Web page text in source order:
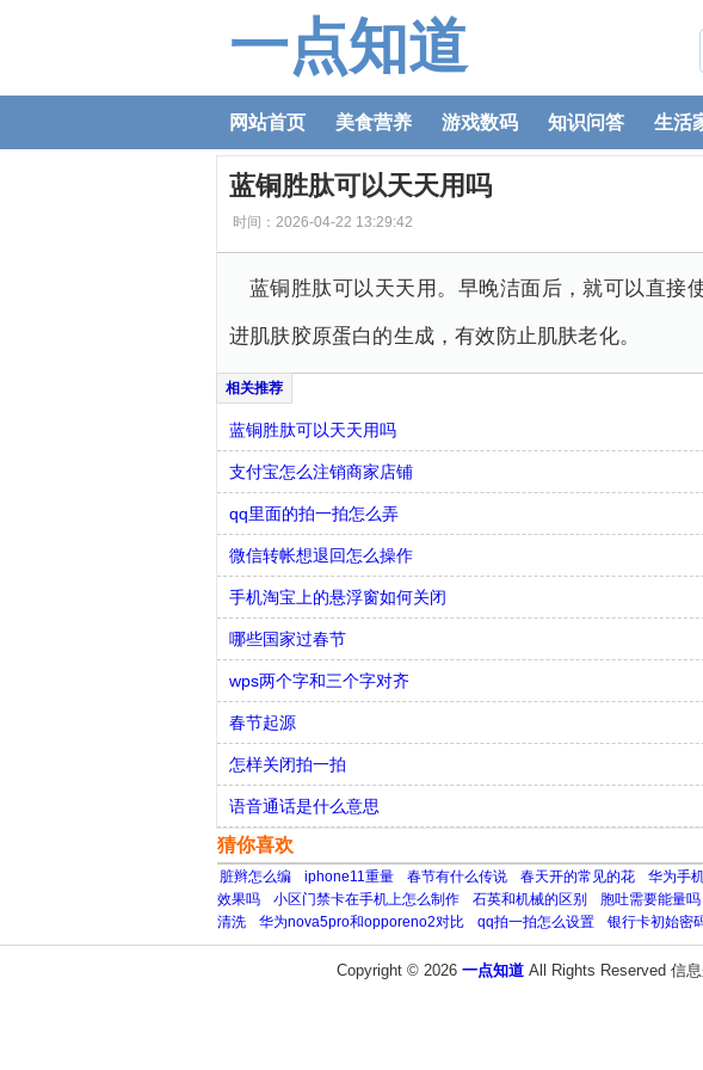
一点知道
网站首页 美食营养 游戏数码 知识问答 生活
蓝铜胜肽可以天天用吗
时间：2026-04-22 13:29:42
蓝铜胜肽可以天天用。早晚洁面后，就可以直接
进肌肤胶原蛋白的生成，有效防止肌肤老化。
蓝铜胜肽可以天天用吗
支付宝怎么注销商家店铺
qq里面的拍一拍怎么弄
微信转帐想退回怎么操作
手机淘宝上的悬浮窗如何关闭
哪些国家过春节
wps两个字和三个字对齐
春节起源
怎样关闭拍一拍
语音通话是什么意思
猜你喜欢
脏辫怎么编 iphone11重量 春节有什么传说 春天开的常见的花 华为手
效果吗
小区门禁卡在手机上怎么制作 石英和机械的区别 胞吐需要能量吗
清洗
华为nova5pro和opporeno2对比 qq拍一拍怎么设置 银行卡初始密
Copyright © 2026 一点知道 All Rights Reserved 信